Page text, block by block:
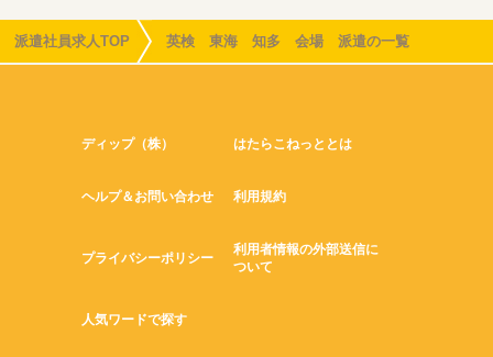
派遣社員求人TOP 英検 東海 知多 会場 派遣の一覧
ディップ（株） はたらこねっととは
ヘルプ＆お問い合わせ 利用規約
プライバシーポリシー
利用者情報の外部送信に
ついて
人気ワードで探す